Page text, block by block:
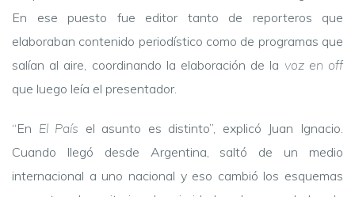
En ese puesto fue editor tanto de reporteros que
elaboraban contenido periodístico como de programas que
salían al aire, coordinando la elaboración de la voz en off
que luego leía el presentador.
“En El País el asunto es distinto”, explicó Juan Ignacio.
Cuando llegó desde Argentina, saltó de un medio
internacional a uno nacional y eso cambió los esquemas